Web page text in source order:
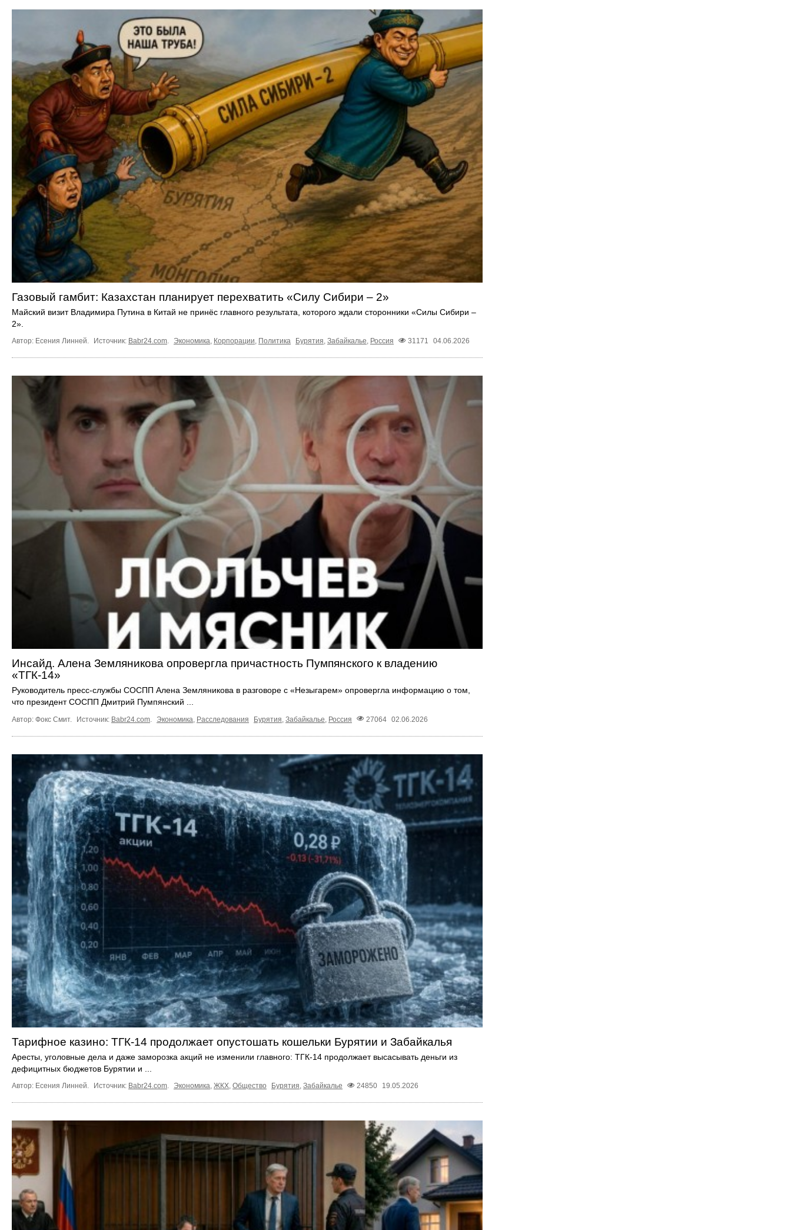
Газовый гамбит: Казахстан планирует перехватить «Силу Сибири – 2»
Майский визит Владимира Путина в Китай не принёс главного результата, которого ждали сторонники «Силы Сибири –
2».
Автор: Есения Линней. Источник: Babr24.com. Экономика, Корпорации, Политика Бурятия, Забайкалье, Россия 31171 04.06.2026
Инсайд. Алена Земляникова опровергла причастность Пумпянского к владению
«ТГК‑14»
Руководитель пресс-службы СОСПП Алена Земляникова в разговоре с «Незыгарем» опровергла информацию о том,
что президент СОСПП Дмитрий Пумпянский ...
Автор: Фокс Смит. Источник: Babr24.com Экономика Расследования Бурятия Забайкалье Россия 27064 02.06.2026
Тарифное казино: ТГК-14 продолжает опустошать кошельки Бурятии и Забайкалья
Аресты, уголовные дела и даже заморозка акций не изменили главного: ТГК-14 продолжает высасывать деньги из
дефицитных бюджетов Бурятии и ...
Автор: Есения Линней. Источник: Babr24.com Экономика ЖКХ Общество Бурятия Забайкалье 24850 19.05.2026